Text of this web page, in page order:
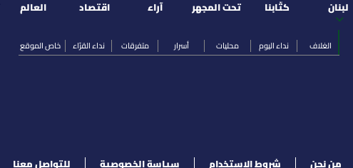
لبنان
الغلاف نداء اليوم محليات أسرار متفرقات نداء القرّاء خاص الموقع
كتّابنا تحت المجهر آراء اقتصاد العالم
من نحن شروط الإستخدام سياسة الخصوصية للتواصل معنا